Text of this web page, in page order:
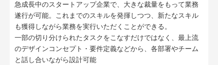
急成長中のスタートアップ企業で、大きな裁量をもって業務
遂行が可能。これまでのスキルを発揮しつつ、新たなスキル
も獲得しながら業務を実行いただくことができる。
一部の切り分けられたタスクをこなすだけではなく、最上流
のデザインコンセプト・要件定義などから、各部署やチーム
と話し合いながら設計可能